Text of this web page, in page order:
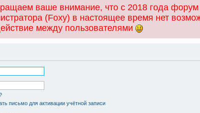
ваше внимание, что с 2018 года форум
(Foxy) в настоящее время нет
между пользователями
письмо для активации учётной записи